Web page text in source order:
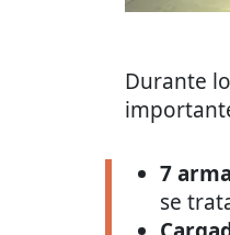
Durante
7
se